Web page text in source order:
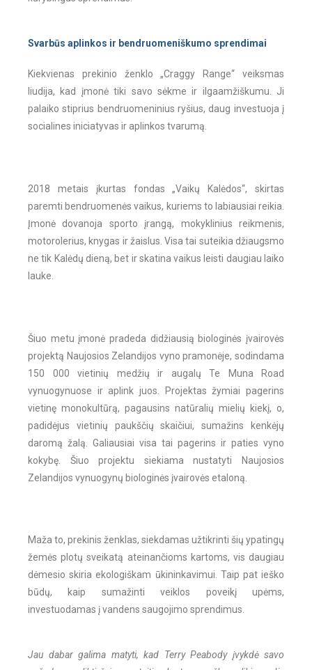
Svarbūs aplinkos ir bendruomeniškumo sprendimai
Kiekvienas prekinio ženklo „Craggy Range“ veiksmas
liudija, kad įmonė tiki savo sėkme ir ilgaamžiškumu. Ji
palaiko stiprius bendruomeninius ryšius, daug investuoja į
socialines iniciatyvas ir aplinkos tvarumą.
2018 metais įkurtas fondas „Vaikų Kalėdos“, skirtas
paremti bendruomenės vaikus, kuriems to labiausiai reikia.
Įmonė dovanoja sporto įrangą, mokyklinius reikmenis,
motorolerius, knygas ir žaislus. Visa tai suteikia džiaugsmo
ne tik Kalėdų dieną, bet ir skatina vaikus leisti daugiau laiko
lauke.
Šiuo metu įmonė pradeda didžiausią biologinės įvairovės
projektą Naujosios Zelandijos vyno pramonėje, sodindama
150 000 vietinių medžių ir augalų Te Muna Road
vynuogynuose ir aplink juos. Projektas žymiai pagerins
vietinę monokultūrą, pagausins natūralių mielių kiekį, o,
padidėjus vietinių paukščių skaičiui, sumažins kenkėjų
daromą žalą. Galiausiai visa tai pagerins ir paties vyno
kokybę. Šiuo projektu siekiama nustatyti Naujosios
Zelandijos vynuogynų biologinės įvairovės etaloną.
Maža to, prekinis ženklas, siekdamas užtikrinti šių ypatingų
žemės plotų sveikatą ateinančioms kartoms, vis daugiau
dėmesio skiria ekologiškam ūkininkavimui. Taip pat ieško
būdų, kaip sumažinti veiklos poveikį upėms,
investuodamas į vandens saugojimo sprendimus.
Jau dabar galima matyti, kad Terry Peabody įvykdė savo